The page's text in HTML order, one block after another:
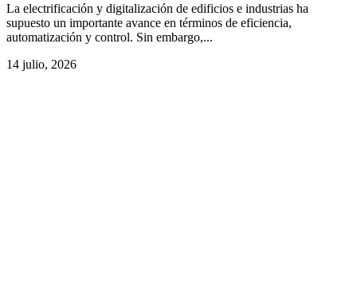
La electrificación y digitalización de edificios e industrias ha
supuesto un importante avance en términos de eficiencia,
automatización y control. Sin embargo,...
14 julio, 2026